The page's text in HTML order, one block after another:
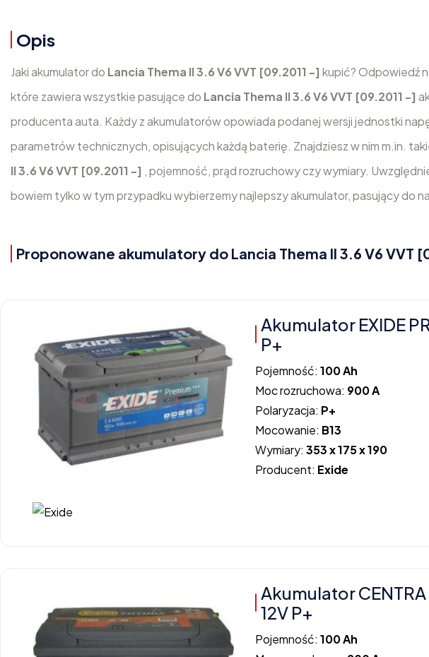
Opis
Jaki akumulator do Lancia Thema II 3.6 V6 VVT [09.2011 -] kupić? Odpowiedź
które zawiera wszystkie pasujące do Lancia Thema II 3.6 V6 VVT [09.2011 -]
producenta auta. Każdy z akumulatorów opowiada podanej wersji jednostki
parametrów technicznych, opisujących każdą baterię. Znajdziesz w nim m.in.
II 3.6 V6 VVT [09.2011 -] , pojemność, prąd rozruchowy czy wymiary.
bowiem tylko w tym przypadku wybierzemy najlepszy akumulator, pasujący do
Proponowane akumulatory do Lancia Thema II 3.6 V6 VVT
Akumulator EXIDE
P+
Pojemność:100 Ah
Moc rozruchowa: 900 A
Polaryzacja: P+
Mocowanie: B13
Wymiary:353 x 175 x 190
Producent: Exide
Akumulator
12V P+
Pojemność:100 Ah